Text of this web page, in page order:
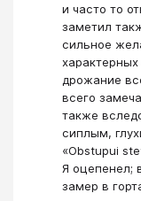
и часто то
заметил
сильное
дрожание
всего
также
сиплым,
«Obstupui
Я оцепенел;
замер в